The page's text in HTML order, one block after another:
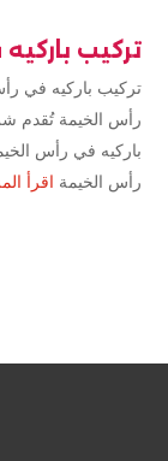
تركيب
تركيب باركيه في
رأس الخيمة تُقدم
باركيه في رأس
رأس الخيمة اقرأ